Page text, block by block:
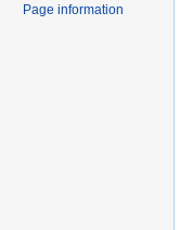
Page information